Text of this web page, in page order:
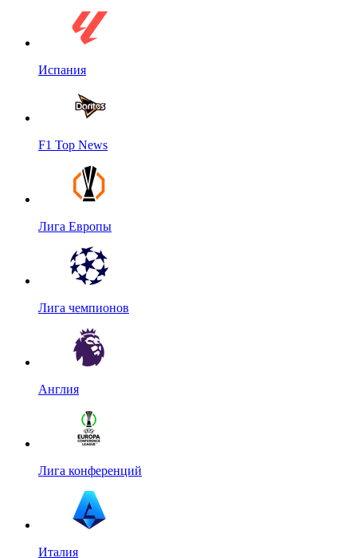
Испания
F1 Top News
Лига Европы
Лига чемпионов
Англия
Лига конференций
Италия